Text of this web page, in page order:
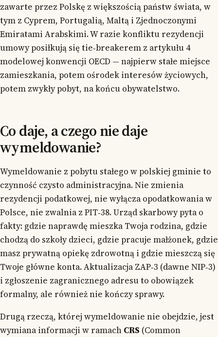
zawarte przez Polskę z większością państw świata, w
tym z Cyprem, Portugalią, Maltą i Zjednoczonymi
Emiratami Arabskimi. W razie konfliktu rezydencji
umowy posiłkują się tie‑breakerem z artykułu 4
modelowej konwencji OECD — najpierw stałe miejsce
zamieszkania, potem ośrodek interesów życiowych,
potem zwykły pobyt, na końcu obywatelstwo.
Co daje, a czego nie daje
wymeldowanie?
Wymeldowanie z pobytu stałego w polskiej gminie to
czynność czysto administracyjna. Nie zmienia
rezydencji podatkowej, nie wyłącza opodatkowania w
Polsce, nie zwalnia z PIT‑38. Urząd skarbowy pyta o
fakty: gdzie naprawdę mieszka Twoja rodzina, gdzie
chodzą do szkoły dzieci, gdzie pracuje małżonek, gdzie
masz prywatną opiekę zdrowotną i gdzie mieszczą się
Twoje główne konta. Aktualizacja ZAP‑3 (dawne NIP‑3)
i zgłoszenie zagranicznego adresu to obowiązek
formalny, ale również nie kończy sprawy.
Drugą rzeczą, której wymeldowanie nie obejdzie, jest
wymiana informacji w ramach CRS (Common